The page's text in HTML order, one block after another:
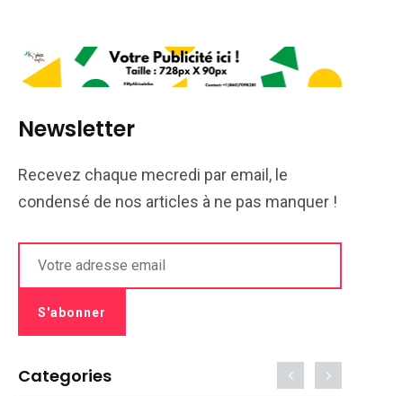
Newsletter
Recevez chaque mecredi par email, le
condensé de nos articles à ne pas manquer !
Categories